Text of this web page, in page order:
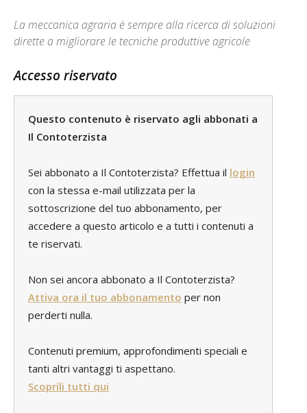
La meccanica agraria è sempre alla ricerca di soluzioni
dirette a migliorare le tecniche produttive agricole
Accesso riservato
Questo contenuto è riservato agli abbonati a
Il Contoterzista
Sei abbonato a Il Contoterzista? Effettua il login
con la stessa e-mail utilizzata per la
sottoscrizione del tuo abbonamento, per
accedere a questo articolo e a tutti i contenuti a
te riservati.
Non sei ancora abbonato a Il Contoterzista?
Attiva ora il tuo abbonamento per non
perderti nulla.
Contenuti premium, approfondimenti speciali e
tanti altri vantaggi ti aspettano.
Scoprili tutti qui